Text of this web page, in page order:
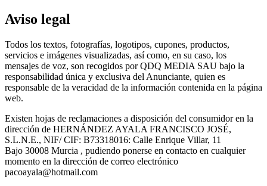
Aviso legal
Todos los textos, fotografías, logotipos, cupones, productos,
servicios e imágenes visualizadas, así como, en su caso, los
mensajes de voz, son recogidos porQDQ MEDIA SAU bajo la
responsabilidad única y exclusiva del Anunciante, quien es
responsable de la veracidad de la información contenida en la página
web.
Existen hojas de reclamaciones a disposición del consumidor en la
dirección de HERNÁNDEZ AYALA FRANCISCO JOSÉ,
S.L.N.E., NIF/ CIF: B73318016: Calle Enrique Villar, 11
Bajo 30008 Murcia , pudiendo ponerse en contacto en cualquier
momento en la dirección de correo electrónico
pacoayala@hotmail.com